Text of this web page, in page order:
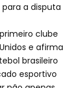
a disputa
clube
e afirma
brasileiro
esportivo